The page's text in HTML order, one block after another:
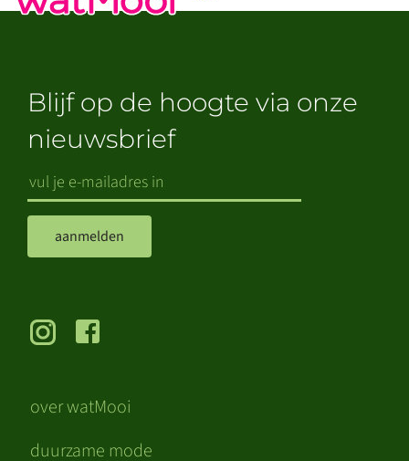
over watMooi
duurzame mode
Blijf op de hoogte via onze
nieuwsbrief
aanmelden